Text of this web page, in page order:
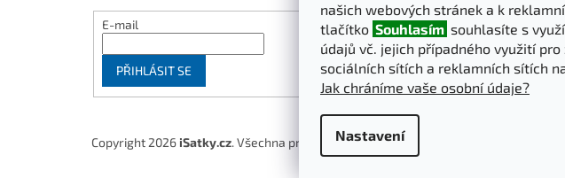
našich webových stránek a k
tlačítko Souhlasím souhlasíte s
údajů vč. jejich případného využití
sociálních sítích a reklamních sítích
Jak chráníme vaše osobní údaje?
Nastavení
E-mail
PŘIHLÁSIT SE
Copyright 2026 iSatky.cz. Všechna práva vyhrazena.Upravit nastavení cookies